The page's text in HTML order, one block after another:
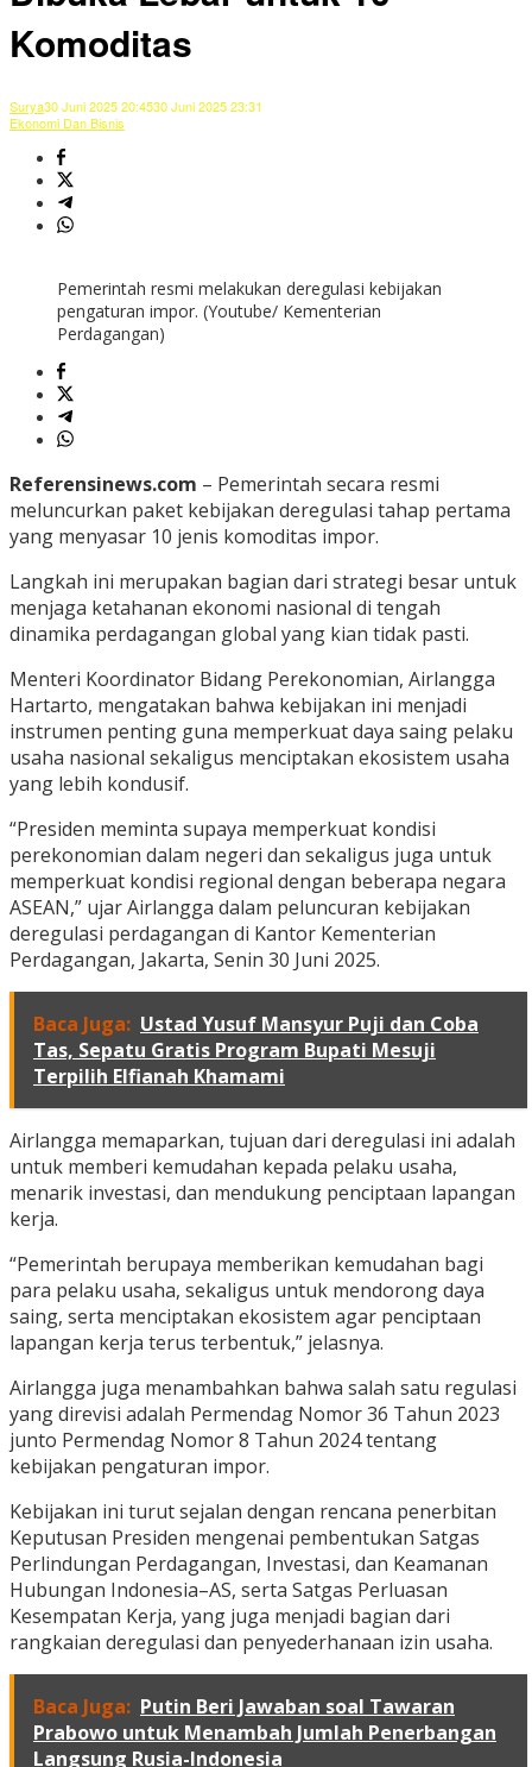
Komoditas
Surya30 Juni 2025 20:4530 Juni 2025 23:31
Ekonomi Dan Bisnis
Pemerintah resmi melakukan deregulasi kebijakan
pengaturan impor. (Youtube/ Kementerian
Perdagangan)
Referensinews.com – Pemerintah secara resmi
meluncurkan paket kebijakan deregulasi tahap pertama
yang menyasar 10 jenis komoditas impor.
Langkah ini merupakan bagian dari strategi besar untuk
menjaga ketahanan ekonomi nasional di tengah
dinamika perdagangan global yang kian tidak pasti.
Menteri Koordinator Bidang Perekonomian, Airlangga
Hartarto, mengatakan bahwa kebijakan ini menjadi
instrumen penting guna memperkuat daya saing pelaku
usaha nasional sekaligus menciptakan ekosistem usaha
yang lebih kondusif.
“Presiden meminta supaya memperkuat kondisi
perekonomian dalam negeri dan sekaligus juga untuk
memperkuat kondisi regional dengan beberapa negara
ASEAN,” ujar Airlangga dalam peluncuran kebijakan
deregulasi perdagangan di Kantor Kementerian
Perdagangan, Jakarta, Senin 30 Juni 2025.
Baca Juga: Ustad Yusuf Mansyur Puji dan Coba
Tas, Sepatu Gratis Program Bupati Mesuji
Terpilih Elfianah Khamami
Airlangga memaparkan, tujuan dari deregulasi ini adalah
untuk memberi kemudahan kepada pelaku usaha,
menarik investasi, dan mendukung penciptaan lapangan
kerja.
“Pemerintah berupaya memberikan kemudahan bagi
para pelaku usaha, sekaligus untuk mendorong daya
saing, serta menciptakan ekosistem agar penciptaan
lapangan kerja terus terbentuk,” jelasnya.
Airlangga juga menambahkan bahwa salah satu regulasi
yang direvisi adalah Permendag Nomor 36 Tahun 2023
junto Permendag Nomor 8 Tahun 2024 tentang
kebijakan pengaturan impor.
Kebijakan ini turut sejalan dengan rencana penerbitan
Keputusan Presiden mengenai pembentukan Satgas
Perlindungan Perdagangan, Investasi, dan Keamanan
Hubungan Indonesia–AS, serta Satgas Perluasan
Kesempatan Kerja, yang juga menjadi bagian dari
rangkaian deregulasi dan penyederhanaan izin usaha.
Baca Juga: Putin Beri Jawaban soal Tawaran
Prabowo untuk Menambah Jumlah Penerbangan
Langsung Rusia-Indonesia